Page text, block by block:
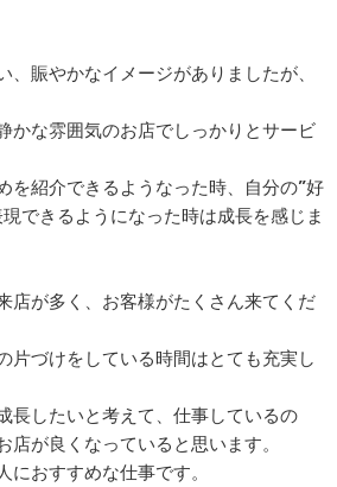
、賑やかなイメージがありましたが、
かな雰囲気のお店でしっかりとサービ
を紹介できるようなった時、自分の”好
できるようになった時は成長を感じま
店が多く、お客様がたくさん来てくだ
片づけをしている時間はとても充実し
長したいと考えて、仕事しているの
店が良くなっていると思います。
におすすめな仕事です。